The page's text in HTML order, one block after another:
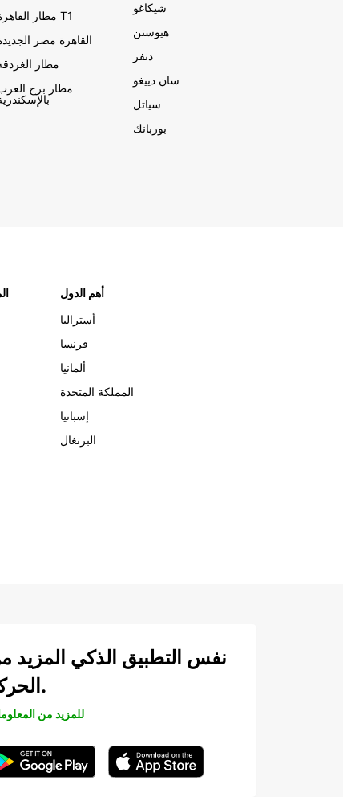
مطار القاهرة T1
القاهرة مصر
مطار
مطار برج
شيكاغو
هيوستن
دنفر
سان دييغو
سياتل
بوربانك
أهم الدول
أستراليا
فرنسا
ألمانيا
المملكة المتحدة
إسبانيا
البرتغال
نفس التطبيق الذكي المزيد
الحركة.
للمزيد من